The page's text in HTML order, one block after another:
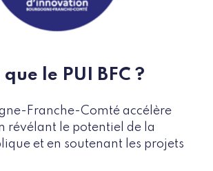
le PUI BFC ?
Franche-Comté accélère
révélant le potentiel de la
et en soutenant les projets